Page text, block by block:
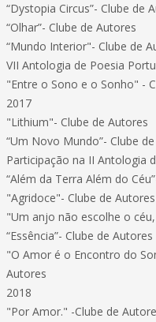
“Dystopia Circus”- Clube de
“Olhar”- Clube de Autores
“Mundo Interior"- Clube de
VII Antologia de Poesia
"Entre o Sono e o Sonho" -
2017
"Lithium"- Clube de Autores
“Um Novo Mundo”- Clube
Participação na II Antologia
“Além da Terra Além do
"Agridoce"- Clube de Autores
"Um anjo não escolhe o
“Essência”- Clube de Autores
"O Amor é o Encontro do
Autores
2018
"Por Amor." -Clube de